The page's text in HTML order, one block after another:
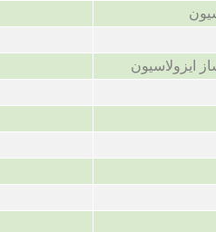
ایزولاسیون